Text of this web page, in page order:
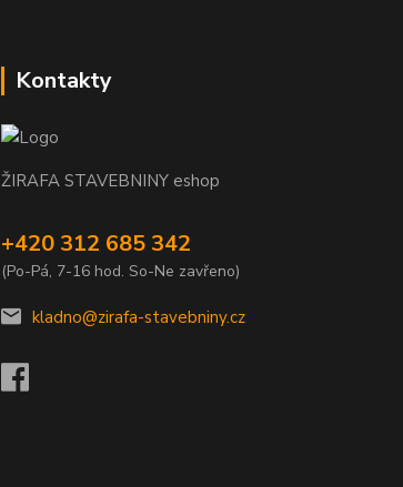
Kontakty
ŽIRAFA STAVEBNINY eshop
+420 312 685 342
(Po-Pá, 7-16 hod. So-Ne zavřeno)
kladno@zirafa-stavebniny.cz